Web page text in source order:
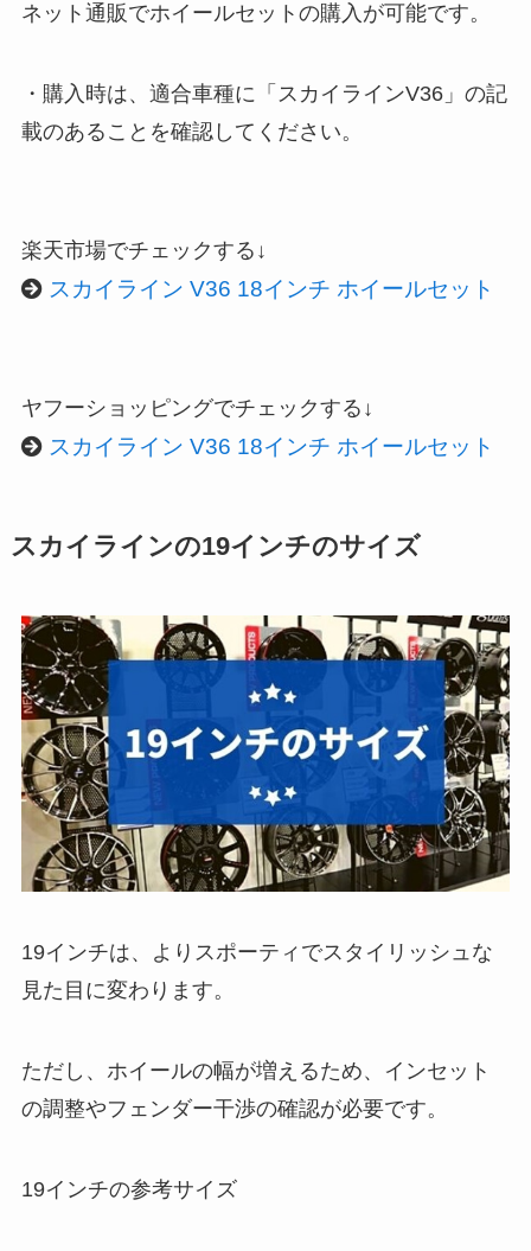
ネット通販でホイールセットの購入が可能です。
・購入時は、適合車種に「スカイラインV36」の記
載のあることを確認してください。
楽天市場でチェックする↓
スカイライン V36 18インチ ホイールセット
ヤフーショッピングでチェックする↓
スカイライン V36 18インチ ホイールセット
スカイラインの19インチのサイズ
19インチは、よりスポーティでスタイリッシュな
見た目に変わります。
ただし、ホイールの幅が増えるため、インセット
の調整やフェンダー干渉の確認が必要です。
19インチの参考サイズ